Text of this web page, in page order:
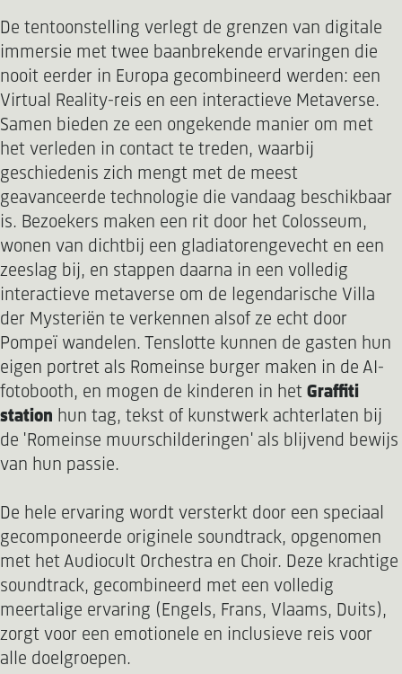
De tentoonstelling verlegt de grenzen van digitale
immersie met twee baanbrekende ervaringen die
nooit eerder in Europa gecombineerd werden: een
Virtual Reality-reis en een interactieve Metaverse.
Samen bieden ze een ongekende manier om met
het verleden in contact te treden, waarbij
geschiedenis zich mengt met de meest
geavanceerde technologie die vandaag beschikbaar
is. Bezoekers maken een rit door het Colosseum,
wonen van dichtbij een gladiatorengevecht en een
zeeslag bij, en stappen daarna in een volledig
interactieve metaverse om de legendarische Villa
der Mysteriën te verkennen alsof ze echt door
Pompeï wandelen. Tenslotte kunnen de gasten hun
eigen portret als Romeinse burger maken in de AI-
fotobooth, en mogen de kinderen in het Graffiti
station hun tag, tekst of kunstwerk achterlaten bij
de 'Romeinse muurschilderingen' als blijvend bewijs
van hun passie.
De hele ervaring wordt versterkt door een speciaal
gecomponeerde originele soundtrack, opgenomen
met het Audiocult Orchestra en Choir. Deze krachtige
soundtrack, gecombineerd met een volledig
meertalige ervaring (Engels, Frans, Vlaams, Duits),
zorgt voor een emotionele en inclusieve reis voor
alle doelgroepen.